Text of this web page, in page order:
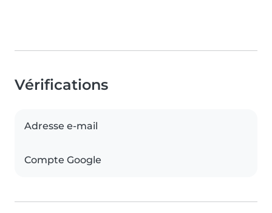
Vérifications
Adresse e-mail
Compte Google